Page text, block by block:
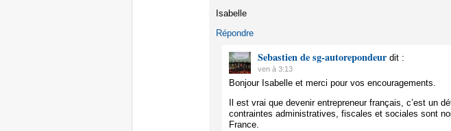
Isabelle
Répondre
Sebastien de sg-autorepondeur dit :
ven à 3:13
Bonjour Isabelle et merci pour vos encouragements.
Il est vrai que devenir entrepreneur français, c’est un
contraintes administratives, fiscales et sociales sont
France.